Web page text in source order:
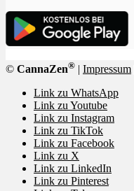
© CannaZen® | Impressum
Link zu WhatsApp
Link zu Youtube
Link zu Instagram
Link zu TikTok
Link zu Facebook
Link zu X
Link zu LinkedIn
Link zu Pinterest